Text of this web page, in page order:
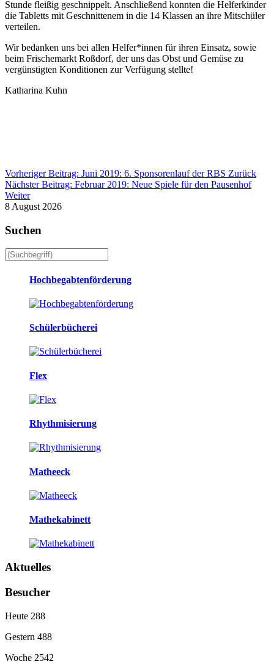
Stunde fleißig geschnippelt. Anschließend konnten die Helferkinder
die Tabletts mit Geschnittenem in die 14 Klassen an ihre Mitschüler
verteilen.
Wir bedanken uns bei allen Helfer*innen für ihren Einsatz, sowie
beim Frischemarkt Roßdorf, der uns das Obst und Gemüse zu
vergünstigten Konditionen zur Verfügung stellte!
Katharina Kuhn
Vorheriger Beitrag: Juni 2019: 6. Sponsorenlauf der RBS Zurück
Nächster Beitrag: Februar 2019: Neue Spiele für den Pausenhof
Weiter
8 August 2026
Suchen
Hochbegabtenförderung
Schülerbücherei
Flex
Rhythmisierung
Matheeck
Mathekabinett
Aktuelles
Besucher
Heute 288
Gestern 488
Woche 2542